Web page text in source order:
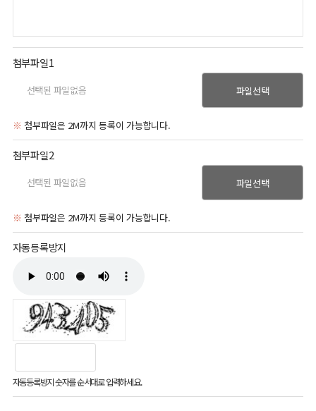
첨부파일1
파일선택
※ 첨부파일은 2M까지 등록이 가능합니다.
첨부파일2
파일선택
※ 첨부파일은 2M까지 등록이 가능합니다.
자동등록방지
자동등록방지 숫자를 순서대로 입력하세요.